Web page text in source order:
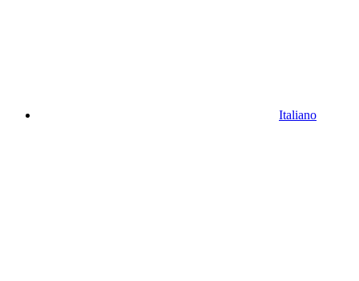
Italiano